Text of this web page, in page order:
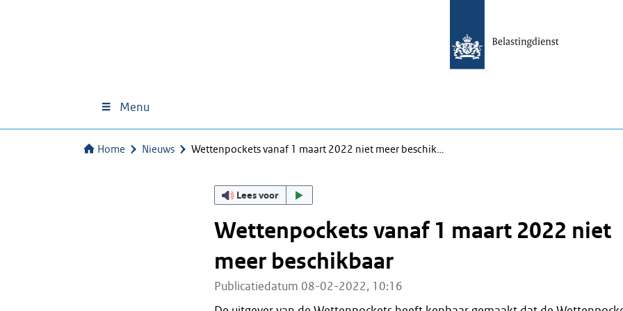
Menu
Home Nieuws Wettenpockets vanaf 1 maart 2022 niet meer beschik…
Lees voor
Wettenpockets vanaf 1 maart 2022 niet
meer beschikbaar
Publicatiedatum 08-02-2022, 10:16